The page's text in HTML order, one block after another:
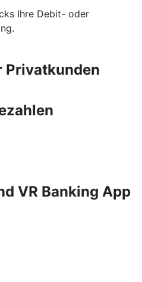
Ihre Debit- oder
Privatkunden
VR Banking App